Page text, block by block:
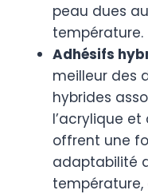
peau dues
température.
Adhésifs
meilleur des
hybrides
l’acrylique
offrent une
adaptabilité
température,